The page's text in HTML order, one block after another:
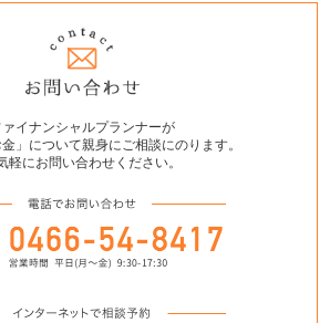
ァイナンシャルプランナーが
金」について親身にご相談にのります。
軽にお問い合わせください。